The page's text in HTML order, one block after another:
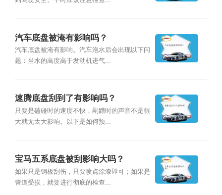
汽车底盘被淹有影响吗？
汽车底盘被淹有影响。汽车泡水后会出现以下问
题：当水的高度高于发动机进气...
速腾底盘刮到了有影响吗？
只要是磕碰时的速度不快，剐蹭时的声音不是很
大就无太大影响。以下是如何预...
宝马五系底盘被刮影响大吗？
如果只是钢板刮伤，只要喷点涂漆即可；如果是
管道受损，就要进行彻底的检查...